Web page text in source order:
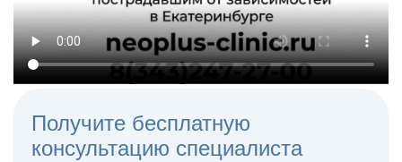
Получите бесплатную
консультацию специалиста